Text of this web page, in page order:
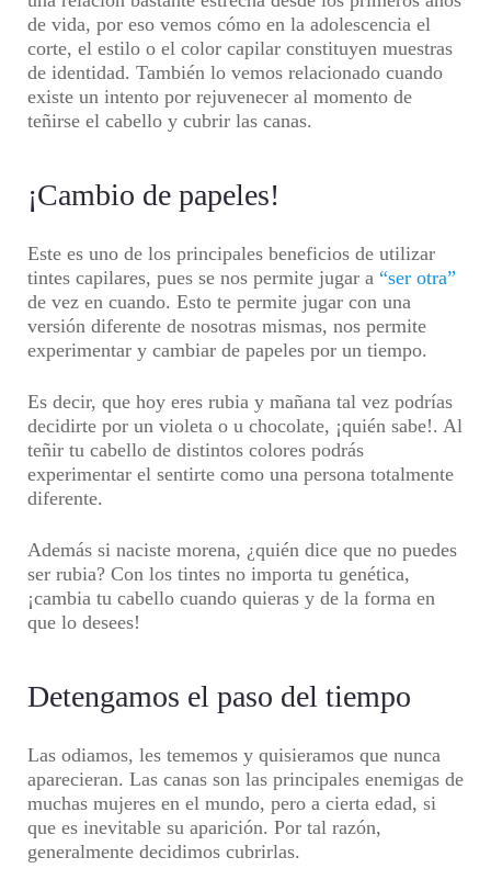
de vida, por eso vemos cómo en la adolescencia el
corte, el estilo o el color capilar constituyen muestras
de identidad. También lo vemos relacionado cuando
existe un intento por rejuvenecer al momento de
teñirse el cabello y cubrir las canas.
¡Cambio de papeles!
Este es uno de los principales beneficios de utilizar
tintes capilares, pues se nos permite jugar a “ser otra”
de vez en cuando. Esto te permite jugar con una
versión diferente de nosotras mismas, nos permite
experimentar y cambiar de papeles por un tiempo.
Es decir, que hoy eres rubia y mañana tal vez podrías
decidirte por un violeta o u chocolate, ¡quién sabe!. Al
teñir tu cabello de distintos colores podrás
experimentar el sentirte como una persona totalmente
diferente.
Además si naciste morena, ¿quién dice que no puedes
ser rubia? Con los tintes no importa tu genética,
¡cambia tu cabello cuando quieras y de la forma en
que lo desees!
Detengamos el paso del tiempo
Las odiamos, les tememos y quisieramos que nunca
aparecieran. Las canas son las principales enemigas de
muchas mujeres en el mundo, pero a cierta edad, si
que es inevitable su aparición. Por tal razón,
generalmente decidimos cubrirlas.